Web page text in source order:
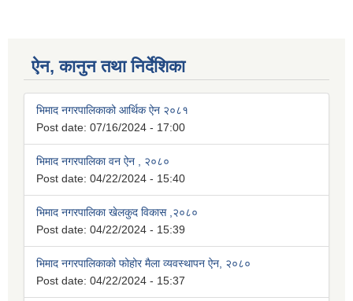
ऐन, कानुन तथा निर्देशिका
भिमाद नगरपालिकाको आर्थिक ऐन २०८१
Post date: 07/16/2024 - 17:00
भिमाद नगरपालिका वन ऐन , २०८०
Post date: 04/22/2024 - 15:40
भिमाद नगरपालिका खेलकुद विकास ,२०८०
Post date: 04/22/2024 - 15:39
भिमाद नगरपालिकाको फोहोर मैला व्यवस्थापन ऐन, २०८०
Post date: 04/22/2024 - 15:37